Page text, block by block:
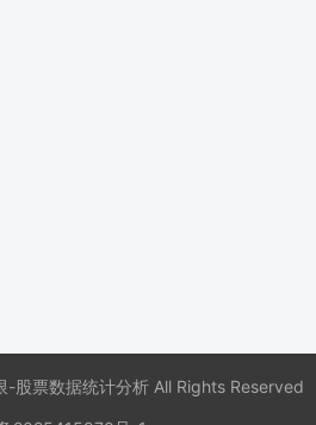
票数据统计分析 All Rights Reserved